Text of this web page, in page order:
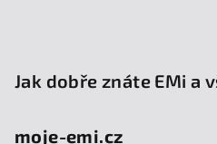
Jak dobře znáte EMi a
moje-emi.cz